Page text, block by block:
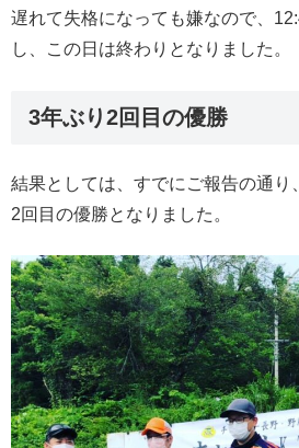
遅れて失格になっても嫌なので、
し、この日は終わりとなりました。
3年ぶり2回目の優勝
結果としては、すでにご報告の通り
2回目の優勝となりました。